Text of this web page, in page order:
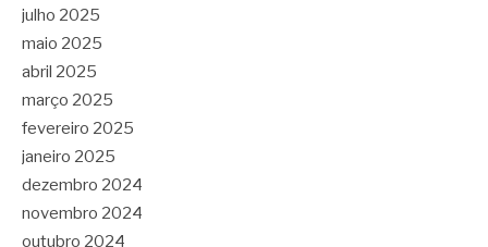
julho 2025
maio 2025
abril 2025
março 2025
fevereiro 2025
janeiro 2025
dezembro 2024
novembro 2024
outubro 2024